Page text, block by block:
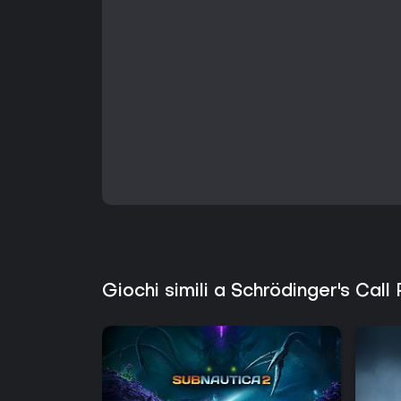
Giochi simili a Schrödinger's Call